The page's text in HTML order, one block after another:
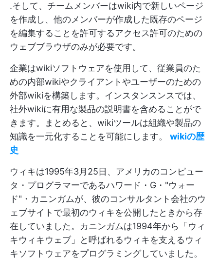
.そして、チームメンバーはwiki内で新しいページ
を作成し、他のメンバーが作成した既存のページ
を編集することを許可するアクセス許可のための
ウェブブラウザのみが必要です。
企業はwikiソフトウェアを使用して、従業員のた
めの内部wikiやクライアントやユーザーのための
外部wikiを構築します。インスタンスンスでは、
社外wikiに有用な製品の説明書を含めることがで
きます。まとめると、wikiツールは組織や製品の
知識を一元化することを可能にします。 wikiの歴
史
ウィキは1995年3月25日、アメリカのコンピュー
タ・プログラマーであるハワード・G・"ウォー
ド"・カニンガムが、彼のコンサルタント会社のウ
ェブサイトで最初のウィキを公開したときから存
在していました。カニンガムは1994年から「ウィ
キウィキウェブ」と呼ばれるウィキを支えるウィ
キソフトウェアをプログラミングしていました。